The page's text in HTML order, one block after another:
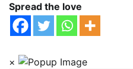
Spread the love
×